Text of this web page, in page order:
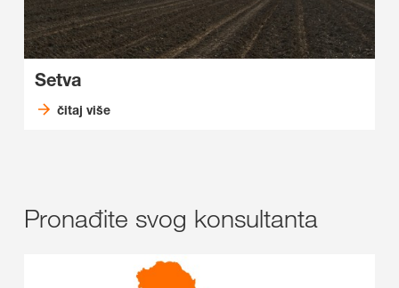
Setva
čitaj više
Pronađite svog konsultanta